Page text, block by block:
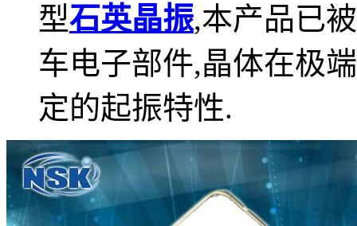
型石英晶振,本产品已
车电子部件,晶体在极
定的起振特性.